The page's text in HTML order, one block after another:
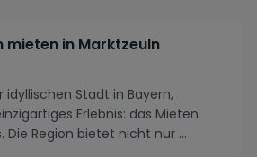
mieten in Marktzeuln
idyllischen Stadt in Bayern,
Erlebnis: das Mieten
Die Region bietet nicht nur ...